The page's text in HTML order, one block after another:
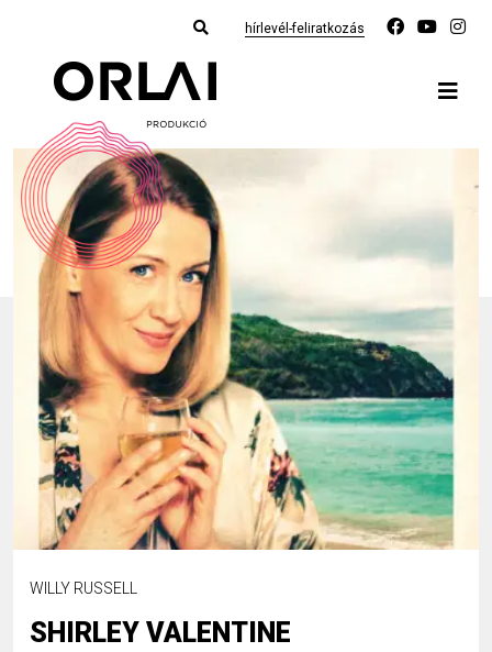
hírlevél-feliratkozás
WILLY RUSSELL
SHIRLEY VALENTINE